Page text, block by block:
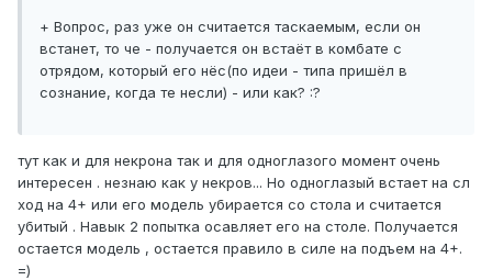
+ Вопрос, раз уже он считается таскаемым, если он
встанет, то че - получается он встаёт в комбате с
отрядом, который его нёс(по идеи - типа пришёл в
сознание, когда те несли) - или как? :?
тут как и для некрона так и для одноглазого момент очень
интересен . незнаю как у некров... Но одноглазый встает на сл
ход на 4+ или его модель убирается со стола и считается
убитый . Навык 2 попытка осавляет его на столе. Получается
остается модель , остается правило в силе на подъем на 4+.
=)